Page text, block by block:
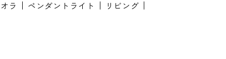
ラ ペンダントライト リビング